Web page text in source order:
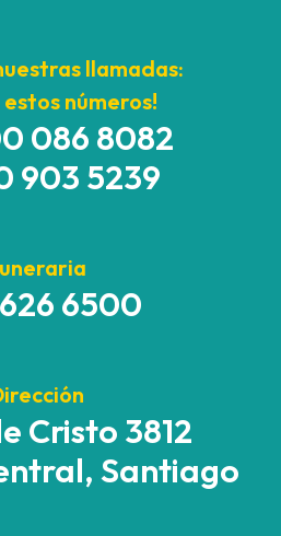
llamadas:
estos números!
086 8082
903 5239
6500
Cristo 3812
Santiago